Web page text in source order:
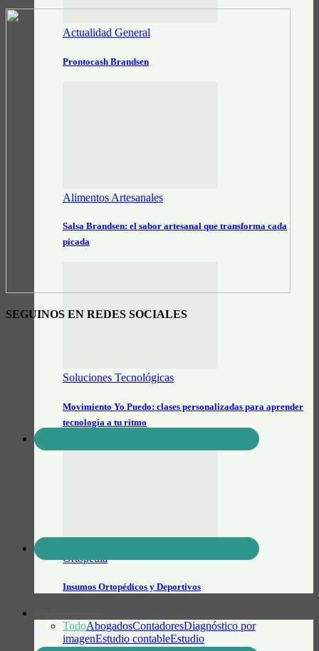
Actualidad General
Prontocash Brandsen
Alimentos Artesanales
Salsa Brandsen: el sabor artesanal que transforma cada
picada
Soluciones Tecnológicas
Movimiento Yo Puedo: clases personalizadas para aprender
tecnología a tu ritmo
Ortopédia
Insumos Ortopédicos y Deportivos
TodoAbogadosContadoresDiagnóstico por
imagenEstudio contableEstudio
SEGUINOS EN REDES SOCIALES